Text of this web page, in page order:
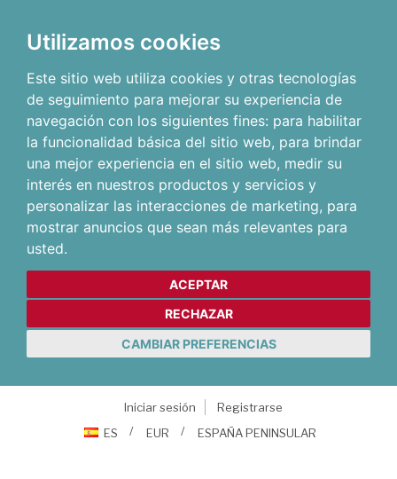
Utilizamos cookies
Este sitio web utiliza cookies y otras tecnologías
de seguimiento para mejorar su experiencia de
navegación con los siguientes fines: para habilitar
la funcionalidad básica del sitio web, para brindar
una mejor experiencia en el sitio web, medir su
interés en nuestros productos y servicios y
personalizar las interacciones de marketing, para
mostrar anuncios que sean más relevantes para
usted.
ACEPTAR
RECHAZAR
CAMBIAR PREFERENCIAS
Iniciar sesión
Registrarse
ES
EUR ESPAÑA PENINSULAR